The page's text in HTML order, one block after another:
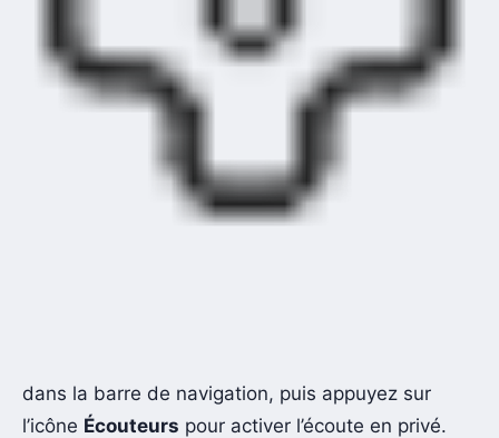
dans la barre de navigation, puis appuyez sur
l’icône Écouteurs pour activer l’écoute en privé.